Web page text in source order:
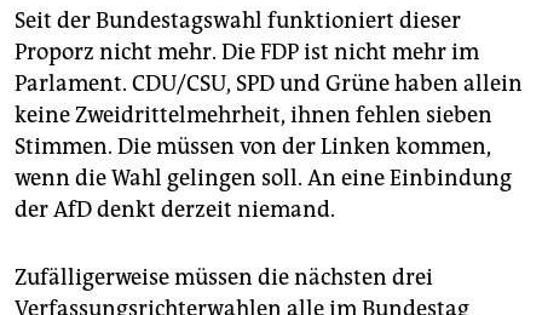
Seit der Bundestagswahl funktioniert dieser
Proporz nicht mehr. Die FDP ist nicht mehr im
Parlament. CDU/CSU, SPD und Grüne haben allein
keine Zweidrittelmehrheit, ihnen fehlen sieben
Stimmen. Die müssen von der Linken kommen,
wenn die Wahl gelingen soll. An eine Einbindung
der AfD denkt derzeit niemand.
Zufälligerweise müssen die nächsten drei
Verfassungsrichterwahlen alle im Bundestag